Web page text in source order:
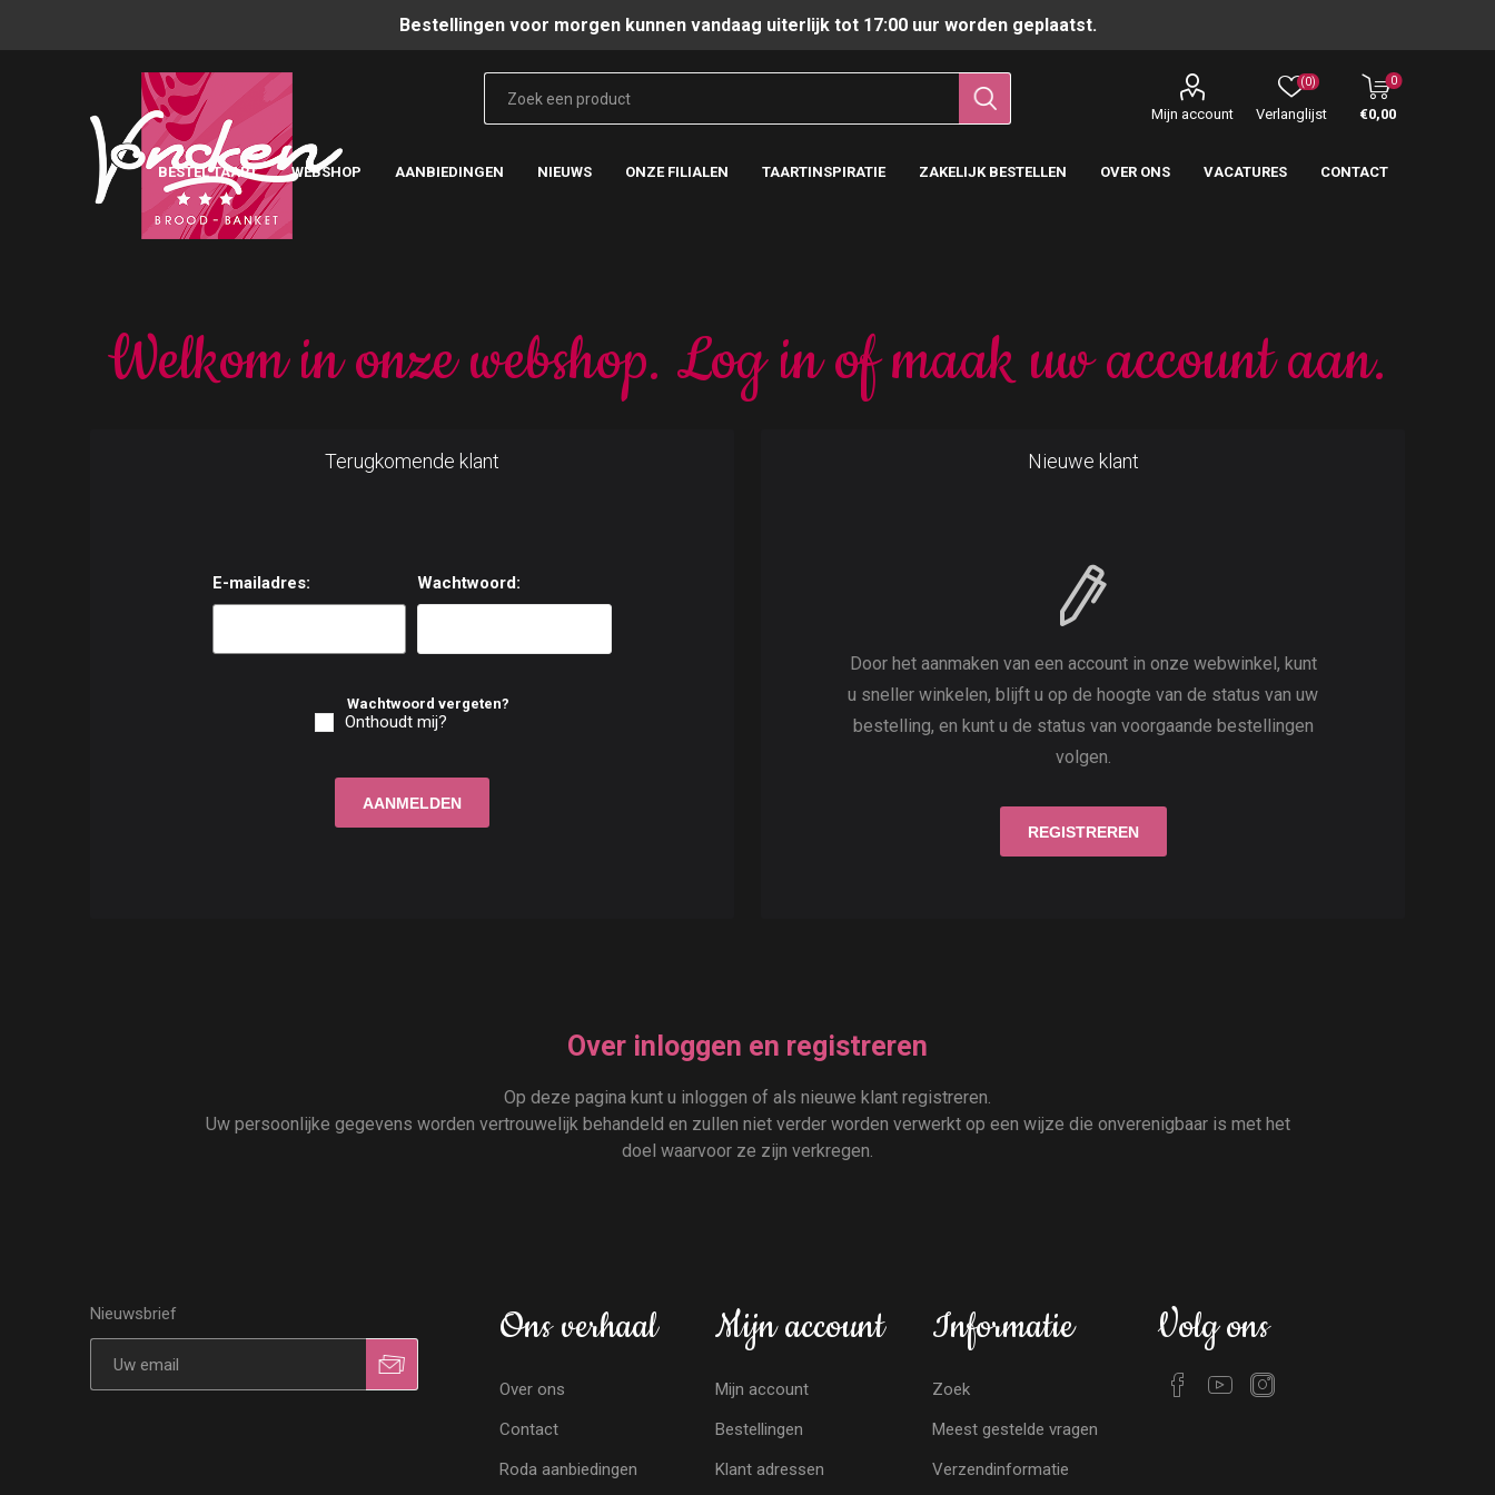
Bestellingen voor morgen kunnen vandaag uiterlijk tot 17:00 uur worden geplaatst.
Mijn account Verlanglijst
(0) 0
€0,00
BESTEL TAART WEBSHOP AANBIEDINGEN NIEUWS ONZE FILIALEN TAARTINSPIRATIE ZAKELIJK BESTELLEN OVER ONS VACATURES CONTACT
Welkom in onze webshop. Log in of maak uw account aan.
Nieuwe klant
Door het aanmaken van een account in onze webwinkel, kunt
u sneller winkelen, blijft u op de hoogte van de status van uw
bestelling, en kunt u de status van voorgaande bestellingen
volgen.
Terugkomende klant
E-mailadres: Wachtwoord:
Wachtwoord vergeten?
Onthoudt mij?
Over inloggen en registreren
Op deze pagina kunt u inloggen of als nieuwe klant registreren.
Uw persoonlijke gegevens worden vertrouwelijk behandeld en zullen niet verder worden verwerkt op een wijze die onverenigbaar is met het
doel waarvoor ze zijn verkregen.
Nieuwsbrief Ons verhaal
Over ons
Contact
Roda aanbiedingen
Mijn account
Mijn account
Bestellingen
Klant adressen
Informatie
Zoek
Meest gestelde vragen
Verzendinformatie
Volg ons